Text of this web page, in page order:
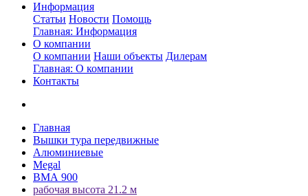
Информация
Статьи Новости Помощь
Главная: Информация
О компании
О компании Наши объекты Дилерам
Главная: О компании
Контакты
Главная
Вышки тура передвижные
Алюминиевые
Megal
ВМА 900
рабочая высота 21.2 м